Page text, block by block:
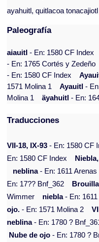
ayahuitl, quitlacoa tonacajiotl
Paleografía
aiauitl - En: 1580 CF Index
- En: 1765 Cortés y Zedeño
- En: 1580 CF Index
1571 Molina 1
Ayauitl -
Molina 1
äyahuitl - En:
Traducciones
VII-18, IX-93 - En: 1580 CF
En: 1580 CF Index
neblina- En: 1611 Arenas
En: 17?? Bnf_362
Wimmer
niebla- En: 1611
ojo. - En: 1571 Molina 2
neblina- En: 1780 ?
Nube de ojo - En: 1780 ?